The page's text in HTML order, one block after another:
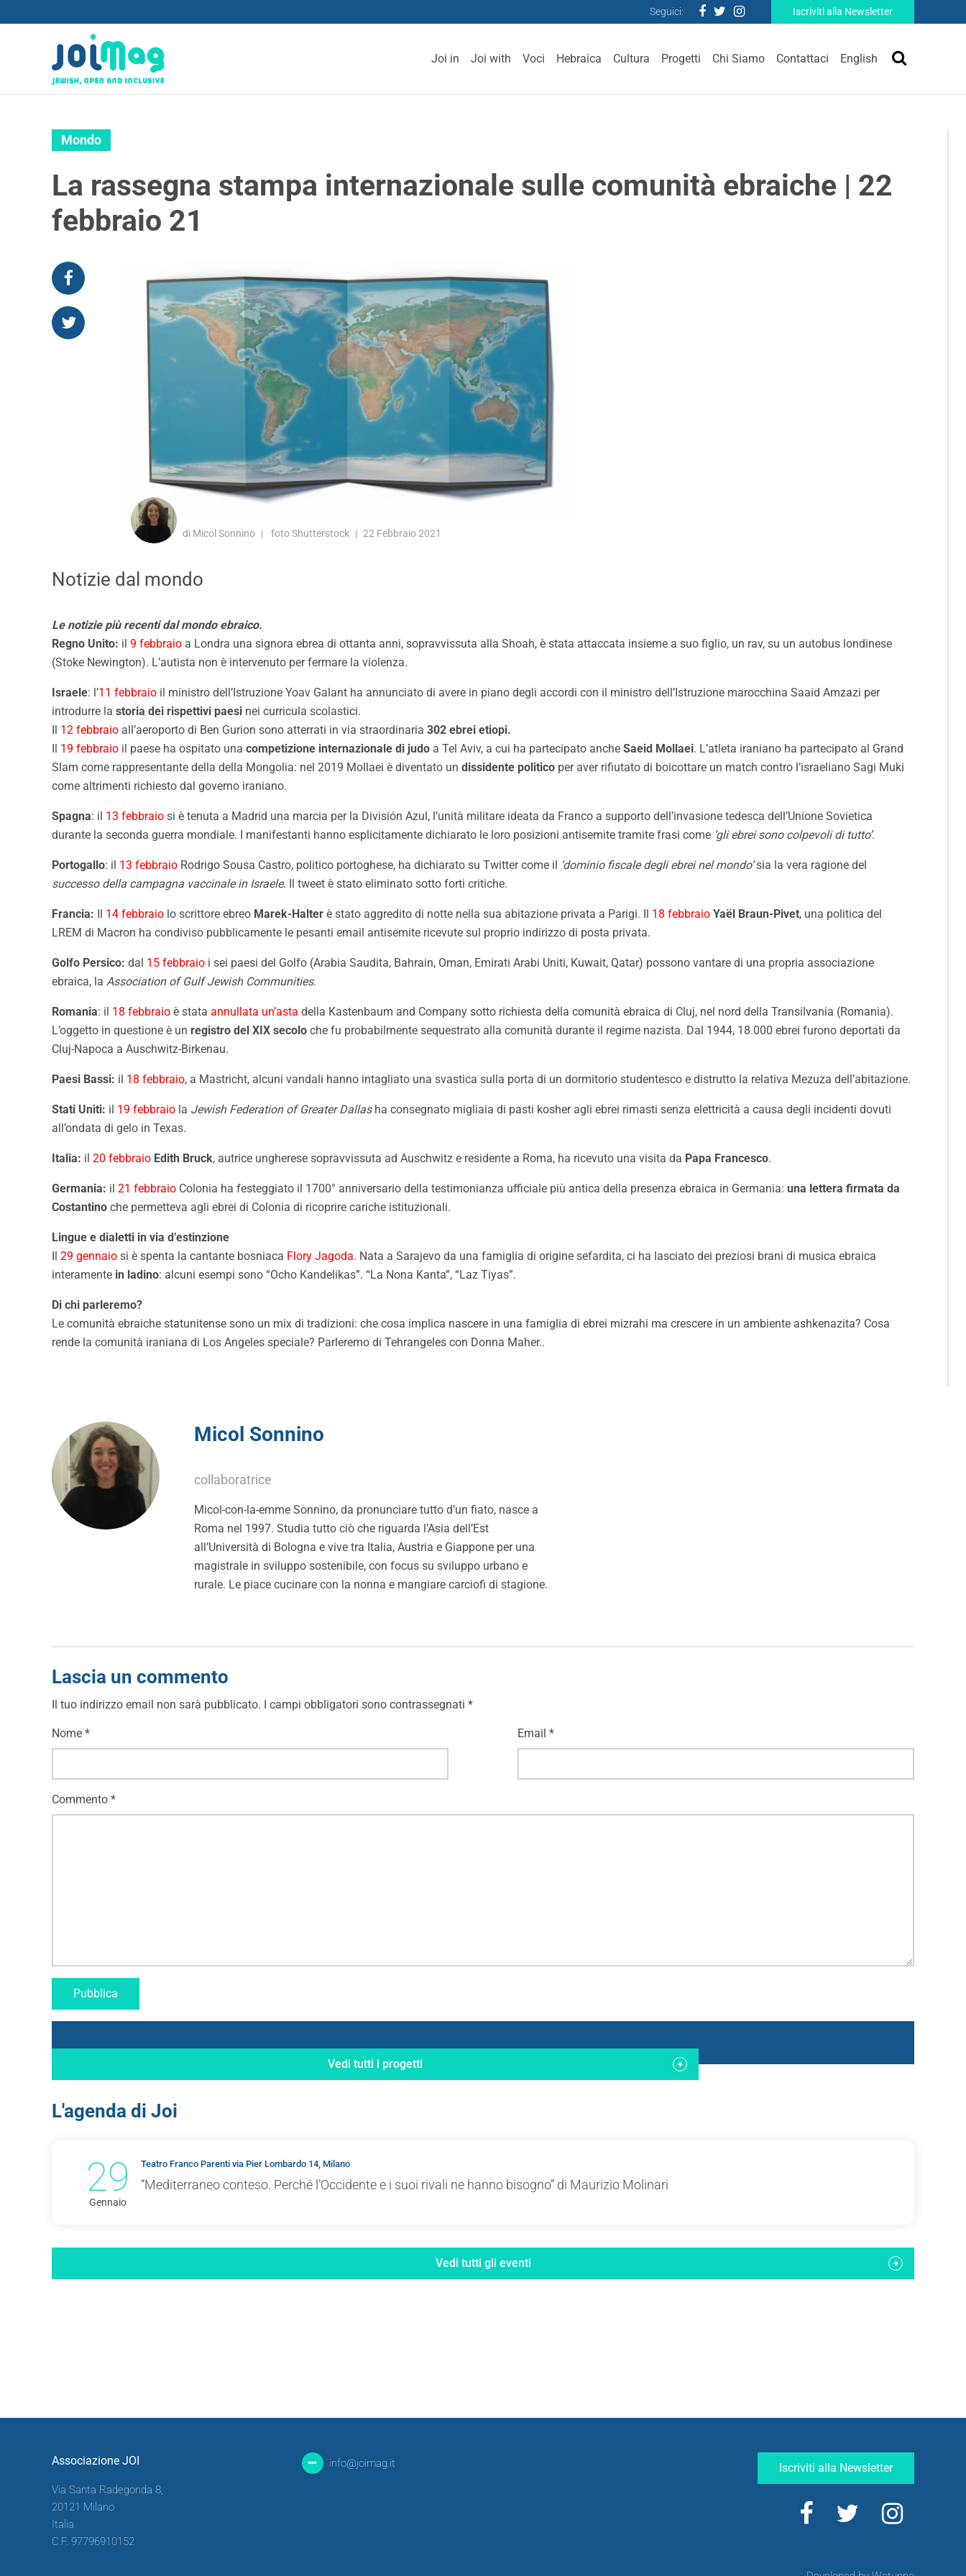
Seguici: Iscriviti alla Newsletter
Joi in Joi with Voci Hebraica Cultura Progetti Chi Siamo Contattaci English
Vedi tutti i progetti
L'agenda di Joi
29
Gennaio
Teatro Franco Parenti via Pier Lombardo 14, Milano
“Mediterraneo conteso. Perché l’Occidente e i suoi rivali ne hanno bisogno” di Maurizio Molinari
Vedi tutti gli eventi
Mondo
La rassegna stampa internazionale sulle comunità ebraiche | 22
febbraio 21
di Micol Sonnino foto Shutterstock 22 Febbraio 2021
Notizie dal mondo
Le notizie più recenti dal mondo ebraico.
Regno Unito: il 9 febbraio a Londra una signora ebrea di ottanta anni, sopravvissuta alla Shoah, è stata attaccata insieme a suo figlio, un rav, su un autobus londinese
(Stoke Newington). L’autista non è intervenuto per fermare la violenza.
Israele: l’11 febbraio il ministro dell’Istruzione Yoav Galant ha annunciato di avere in piano degli accordi con il ministro dell’Istruzione marocchina Saaid Amzazi per
introdurre la storia dei rispettivi paesi nei curricula scolastici.
Il 12 febbraio all’aeroporto di Ben Gurion sono atterrati in via straordinaria 302 ebrei etiopi.
Il 19 febbraio il paese ha ospitato una competizione internazionale di judo a Tel Aviv, a cui ha partecipato anche Saeid Mollaei. L’atleta iraniano ha partecipato al Grand
Slam come rappresentante della della Mongolia: nel 2019 Mollaei è diventato un dissidente politico per aver rifiutato di boicottare un match contro l’israeliano Sagi Muki
come altrimenti richiesto dal governo iraniano.
Spagna: il 13 febbraio si è tenuta a Madrid una marcia per la División Azul, l’unità militare ideata da Franco a supporto dell’invasione tedesca dell’Unione Sovietica
durante la seconda guerra mondiale. I manifestanti hanno esplicitamente dichiarato le loro posizioni antisemite tramite frasi come ‘gli ebrei sono colpevoli di tutto’.
Portogallo: il 13 febbraio Rodrigo Sousa Castro, politico portoghese, ha dichiarato su Twitter come il ‘dominio fiscale degli ebrei nel mondo’sia la vera ragione del
successo della campagna vaccinale in Israele. Il tweet è stato eliminato sotto forti critiche.
Francia: Il 14 febbraio lo scrittore ebreo Marek-Halter è stato aggredito di notte nella sua abitazione privata a Parigi. Il 18 febbraio Yaël Braun-Pivet, una politica del
LREM di Macron ha condiviso pubblicamente le pesanti email antisemite ricevute sul proprio indirizzo di posta privata.
Golfo Persico: dal 15 febbraio i sei paesi del Golfo (Arabia Saudita, Bahrain, Oman, Emirati Arabi Uniti, Kuwait, Qatar) possono vantare di una propria associazione
ebraica, la Association of Gulf Jewish Communities.
Romania: il 18 febbraio è stata annullata un’asta della Kastenbaum and Company sotto richiesta della comunità ebraica di Cluj, nel nord della Transilvania (Romania).
L’oggetto in questione è un registro del XIX secolo che fu probabilmente sequestrato alla comunità durante il regime nazista. Dal 1944, 18.000 ebrei furono deportati da
Cluj-Napoca a Auschwitz-Birkenau.
Paesi Bassi: il 18 febbraio, a Mastricht, alcuni vandali hanno intagliato una svastica sulla porta di un dormitorio studentesco e distrutto la relativa Mezuza dell’abitazione.
Stati Uniti: il 19 febbraio la Jewish Federation of Greater Dallasha consegnato migliaia di pasti kosher agli ebrei rimasti senza elettricità a causa degli incidenti dovuti
all’ondata di gelo in Texas.
Italia: il 20 febbraio Edith Bruck, autrice ungherese sopravvissuta ad Auschwitz e residente a Roma, ha ricevuto una visita da Papa Francesco.
Germania: il 21 febbraio Colonia ha festeggiato il 1700° anniversario della testimonianza ufficiale più antica della presenza ebraica in Germania: una lettera firmata da
Costantino che permetteva agli ebrei di Colonia di ricoprire cariche istituzionali.
Lingue e dialetti in via d’estinzione
Il 29 gennaio si è spenta la cantante bosniaca Flory Jagoda. Nata a Sarajevo da una famiglia di origine sefardita, ci ha lasciato dei preziosi brani di musica ebraica
interamente in ladino: alcuni esempi sono “Ocho Kandelikas”. “La Nona Kanta”, “Laz Tiyas”.
Di chi parleremo?
Le comunità ebraiche statunitense sono un mix di tradizioni: che cosa implica nascere in una famiglia di ebrei mizrahi ma crescere in un ambiente ashkenazita? Cosa
rende la comunità iraniana di Los Angeles speciale? Parleremo di Tehrangeles con Donna Maher..
Micol Sonnino
collaboratrice
Micol-con-la-emme Sonnino, da pronunciare tutto d’un fiato, nasce a
Roma nel 1997. Studia tutto ciò che riguarda l’Asia dell’Est
all’Università di Bologna e vive tra Italia, Austria e Giappone per una
magistrale in sviluppo sostenibile, con focus su sviluppo urbano e
rurale. Le piace cucinare con la nonna e mangiare carciofi di stagione.
Lascia un commento
Il tuo indirizzo email non sarà pubblicato. I campi obbligatori sono contrassegnati *
Commento *
Nome * Email *
Associazione JOI
Via Santa Radegonda 8,
20121 Milano
Italia
C.F. 97796910152
info@joimag.it Iscriviti alla Newsletter